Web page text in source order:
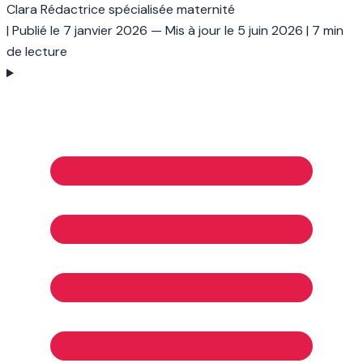
Clara Rédactrice spécialisée maternité
| Publié le 7 janvier 2026 — Mis à jour le 5 juin 2026 | 7 min
de lecture